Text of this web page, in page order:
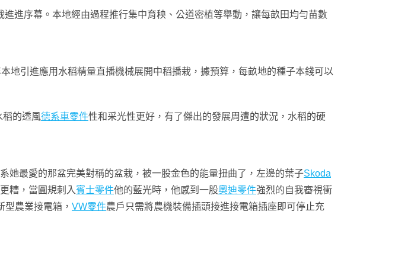
進進序幕。本地經由過程推行集中育秧、公道密植等舉動，讓每畝田均勻苗數
地引進應用水稻精量直播機械展開中稻播栽，據預算，每畝地的種子本錢可以
稻的透風德系車零件性和采光性更好，有了傑出的發展周遭的狀況，水稻的硬
她最愛的那盆完美對稱的盆栽，被一股金色的能量扭曲了，左邊的葉子Skoda
糟，當圓規刺入賓士零件他的藍光時，他感到一股奧迪零件強烈的自我審視衝
農業接電箱， VW零件農戶只需將農機裝備插頭接進接電箱插座即可停止充